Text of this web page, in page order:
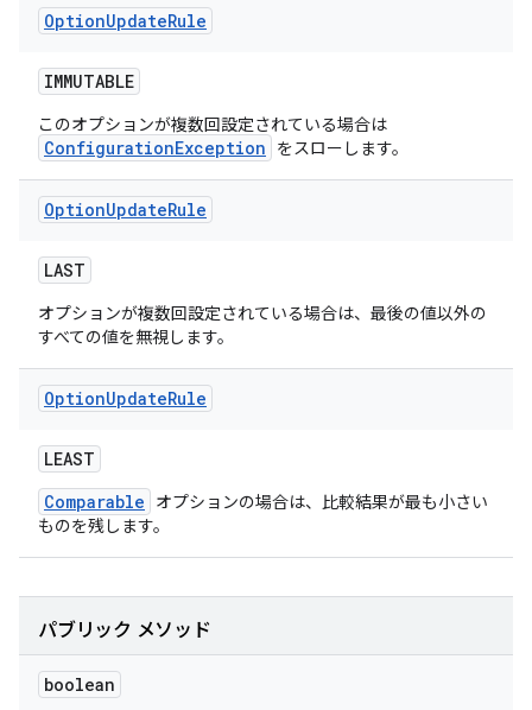
OptionUpdateRule
IMMUTABLE
このオプションが複数回設定されている場合は
ConfigurationException をスローします。
OptionUpdateRule
LAST
オプションが複数回設定されている場合は、最後の値以外の
すべての値を無視します。
OptionUpdateRule
LEAST
Comparable
オプションの場合は、比較結果が最も小さい
ものを残します。
パブリック メソッド
boolean